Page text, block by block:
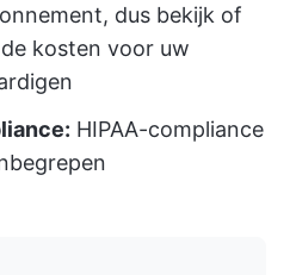
dus bekijk of
kosten voor uw
HIPAA-compliance